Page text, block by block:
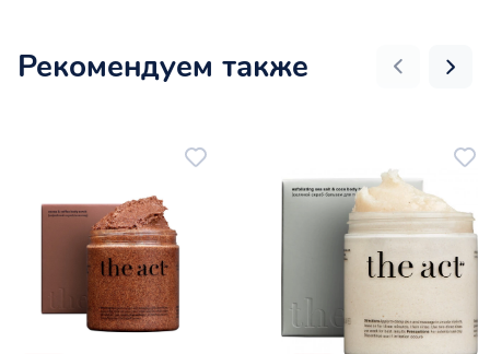
Рекомендуем также